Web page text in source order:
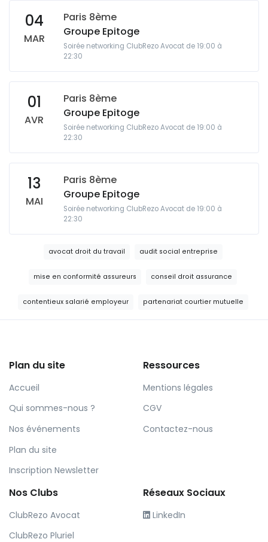
04
MAR
Paris 8ème
Groupe Epitoge
Soirée networking ClubRezo Avocat de 19:00 à
22:30
01
AVR
Paris 8ème
Groupe Epitoge
Soirée networking ClubRezo Avocat de 19:00 à
22:30
13
MAI
Paris 8ème
Groupe Epitoge
Soirée networking ClubRezo Avocat de 19:00 à
22:30
avocat droit du travail audit social entreprise
mise en conformité assureurs conseil droit assurance
contentieux salarié employeur partenariat courtier mutuelle
Plan du site
Accueil
Qui sommes-nous ?
Nos événements
Plan du site
Inscription Newsletter
Ressources
Mentions légales
CGV
Contactez-nous
Nos Clubs
ClubRezo Avocat
ClubRezo Pluriel
Réseaux Sociaux
LinkedIn